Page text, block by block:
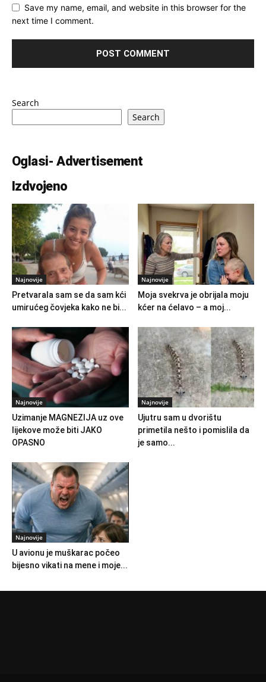
Save my name, email, and website in this browser for the
next time I comment.
Search
Search
Oglasi- Advertisement
Izdvojeno
Najnovije
Pretvarala sam se da sam kći
umirućeg čovjeka kako ne bi...
Najnovije
Moja svekrva je obrijala moju
kćer na ćelavo – a moj...
Najnovije
Uzimanje MAGNEZIJA uz ove
lijekove može biti JAKO
OPASNO
Najnovije
Ujutru sam u dvorištu
primetila nešto i pomislila da
je samo...
Najnovije
U avionu je muškarac počeo
bijesno vikati na mene i moje...